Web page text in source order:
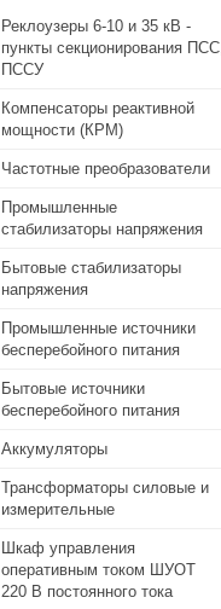
Реклоузеры 6-10 и 35 кВ -
пункты секционирования
ПССУ
Компенсаторы реактивной
мощности (КРМ)
Частотные преобразователи
Промышленные
стабилизаторы напряжения
Бытовые стабилизаторы
напряжения
Промышленные источники
бесперебойного питания
Бытовые источники
бесперебойного питания
Аккумуляторы
Трансформаторы силовые и
измерительные
Шкаф управления
оперативным током ШУОТ
220 В постоянного тока